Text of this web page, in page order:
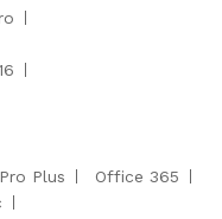
Plus
Office 365